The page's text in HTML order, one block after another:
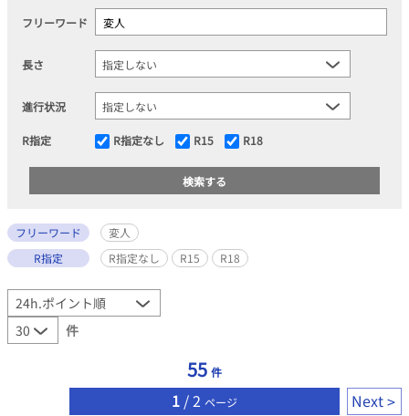
フリーワード
長さ
進行状況
R指定 R指定なし R15 R18
フリーワード
変人
R指定
R指定なし R15 R18
件
55 件
1 / 2 ページ Next